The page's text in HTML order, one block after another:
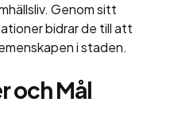
Genom sitt
bidrar de till att
i staden.
och Mål